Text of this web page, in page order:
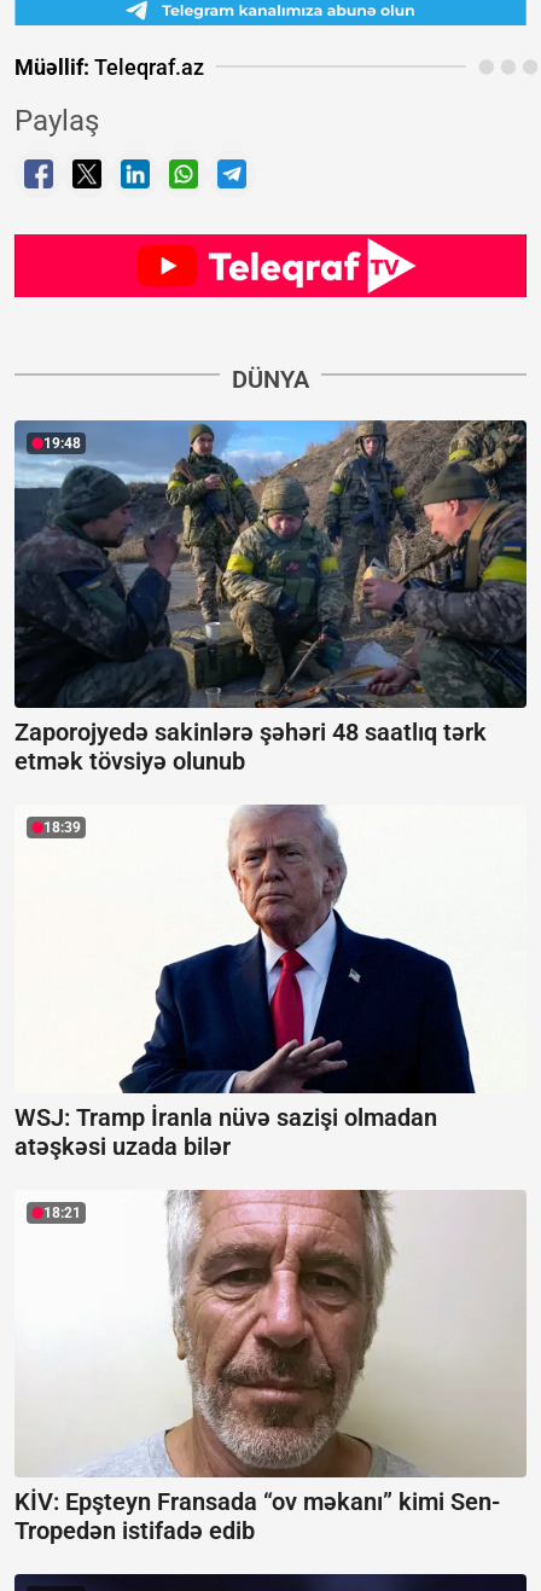
Müəllif: Teleqraf.az
Paylaş
DÜNYA
19:48
Zaporojyedə sakinlərə şəhəri 48 saatlıq tərk
etmək tövsiyə olunub
18:39
WSJ: Tramp İranla nüvə sazişi olmadan
atəşkəsi uzada bilər
18:21
KİV: Epşteyn Fransada “ov məkanı” kimi Sen-
Tropedən istifadə edib